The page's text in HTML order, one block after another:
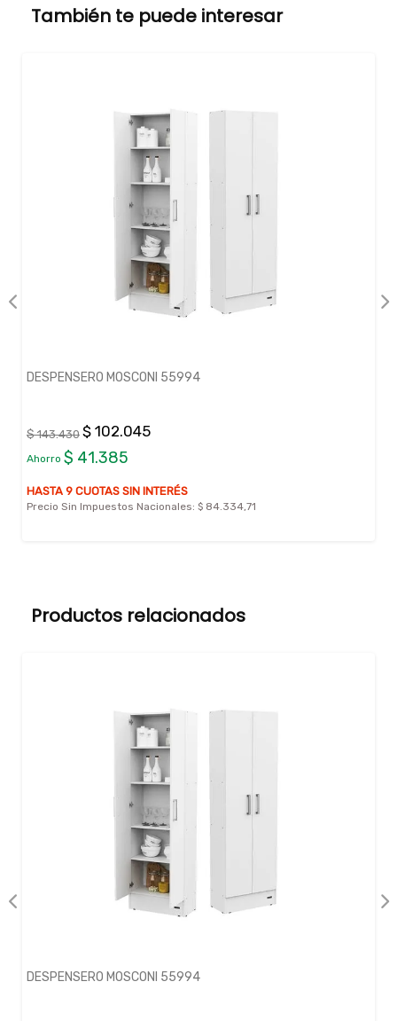
También te puede interesar
DESPENSERO MOSCONI 55994
$ 143.430 $ 102.045
Ahorro $ 41.385
HASTA 9 CUOTAS SIN INTERÉS
Precio Sin Impuestos Nacionales: $ 84.334,71
Productos relacionados
DESPENSERO MOSCONI 55994